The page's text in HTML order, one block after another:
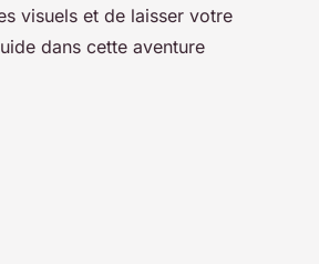
visuels et de laisser votre
dans cette aventure